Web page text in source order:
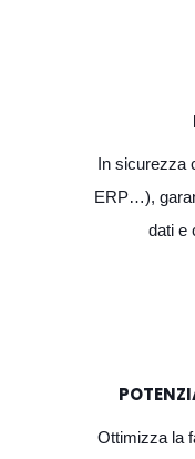
In sicurezza
ERP…),
dati e
Ottimizza la